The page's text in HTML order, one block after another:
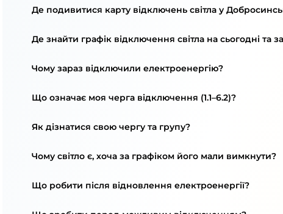
Де подивитися карту відключень світла у
Де знайти графік відключення світла на сьогодні та
Чому зараз відключили електроенергію?
Що означає моя черга відключення (1.1–6.2)?
Як дізнатися свою чергу та групу?
Чому світло є, хоча за графіком його мали вимкнути?
Що робити після відновлення електроенергії?